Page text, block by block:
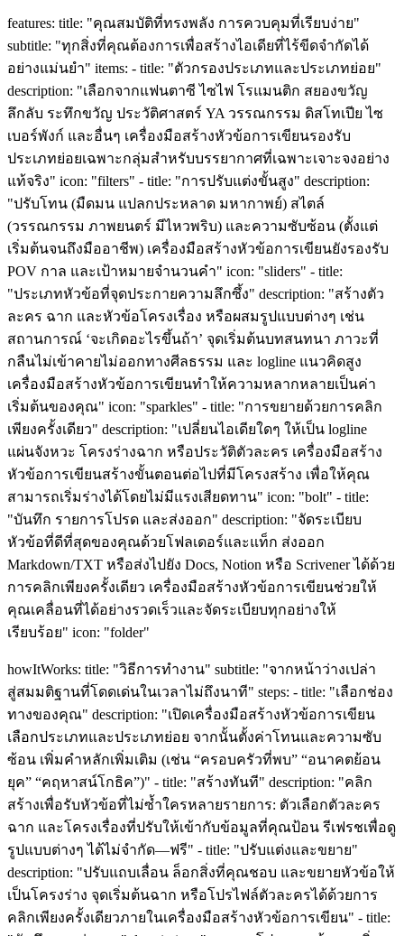
features: title: "คุณสมบัติที่ทรงพลัง การควบคุมที่เรียบง่าย"
subtitle: "ทุกสิ่งที่คุณต้องการเพื่อสร้างไอเดียที่ไร้ขีดจำกัดได้
อย่างแม่นยำ" items: - title: "ตัวกรองประเภทและประเภทย่อย"
description: "เลือกจากแฟนตาซี ไซไฟ โรแมนติก สยองขวัญ
ลึกลับ ระทึกขวัญ ประวัติศาสตร์ YA วรรณกรรม ดิสโทเปีย ไซ
เบอร์พังก์ และอื่นๆ เครื่องมือสร้างหัวข้อการเขียนรองรับ
ประเภทย่อยเฉพาะกลุ่มสำหรับบรรยากาศที่เฉพาะเจาะจงอย่าง
แท้จริง" icon: "filters" - title: "การปรับแต่งขั้นสูง" description:
"ปรับโทน (มืดมน แปลกประหลาด มหากาพย์) สไตล์
(วรรณกรรม ภาพยนตร์ มีไหวพริบ) และความซับซ้อน (ตั้งแต่
เริ่มต้นจนถึงมืออาชีพ) เครื่องมือสร้างหัวข้อการเขียนยังรองรับ
POV กาล และเป้าหมายจำนวนคำ" icon: "sliders" - title:
"ประเภทหัวข้อที่จุดประกายความลึกซึ้ง" description: "สร้างตัว
ละคร ฉาก และหัวข้อโครงเรื่อง หรือผสมรูปแบบต่างๆ เช่น
สถานการณ์ ‘จะเกิดอะไรขึ้นถ้า’ จุดเริ่มต้นบทสนทนา ภาวะที่
กลืนไม่เข้าคายไม่ออกทางศีลธรรม และ logline แนวคิดสูง
เครื่องมือสร้างหัวข้อการเขียนทำให้ความหลากหลายเป็นค่า
เริ่มต้นของคุณ" icon: "sparkles" - title: "การขยายด้วยการคลิก
เพียงครั้งเดียว" description: "เปลี่ยนไอเดียใดๆ ให้เป็น logline
แผ่นจังหวะ โครงร่างฉาก หรือประวัติตัวละคร เครื่องมือสร้าง
หัวข้อการเขียนสร้างขั้นตอนต่อไปที่มีโครงสร้าง เพื่อให้คุณ
สามารถเริ่มร่างได้โดยไม่มีแรงเสียดทาน" icon: "bolt" - title:
"บันทึก รายการโปรด และส่งออก" description: "จัดระเบียบ
หัวข้อที่ดีที่สุดของคุณด้วยโฟลเดอร์และแท็ก ส่งออก
Markdown/TXT หรือส่งไปยัง Docs, Notion หรือ Scrivener ได้ด้วย
การคลิกเพียงครั้งเดียว เครื่องมือสร้างหัวข้อการเขียนช่วยให้
คุณเคลื่อนที่ได้อย่างรวดเร็วและจัดระเบียบทุกอย่างให้
เรียบร้อย" icon: "folder"
howItWorks: title: "วิธีการทำงาน" subtitle: "จากหน้าว่างเปล่า
สู่สมมติฐานที่โดดเด่นในเวลาไม่ถึงนาที" steps: - title: "เลือกช่อง
ทางของคุณ" description: "เปิดเครื่องมือสร้างหัวข้อการเขียน
เลือกประเภทและประเภทย่อย จากนั้นตั้งค่าโทนและความซับ
ซ้อน เพิ่มคำหลักเพิ่มเติม (เช่น “ครอบครัวที่พบ” “อนาคตย้อน
ยุค” “คฤหาสน์โกธิค”)" - title: "สร้างทันที" description: "คลิก
สร้างเพื่อรับหัวข้อที่ไม่ซ้ำใครหลายรายการ: ตัวเลือกตัวละคร
ฉาก และโครงเรื่องที่ปรับให้เข้ากับข้อมูลที่คุณป้อน รีเฟรชเพื่อดู
รูปแบบต่างๆ ได้ไม่จำกัด—ฟรี" - title: "ปรับแต่งและขยาย"
description: "ปรับแถบเลื่อน ล็อกสิ่งที่คุณชอบ และขยายหัวข้อให้
เป็นโครงร่าง จุดเริ่มต้นฉาก หรือโปรไฟล์ตัวละครได้ด้วยการ
คลิกเพียงครั้งเดียวภายในเครื่องมือสร้างหัวข้อการเขียน" - title: